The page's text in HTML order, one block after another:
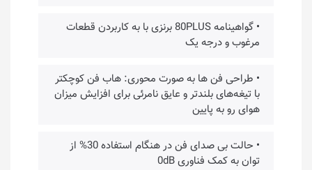
• گواهینامه 80PLUS برنزی با به کاربردن قطعات
مرغوب و درجه یک
• طراحی فن ها به صورت محوری: هاب فن کوچکتر
با تیغه‌های بلندتر و عایق نامرئی برای افزایش میزان
هوای رو به پایین
• حالت بی صدای فن در هنگام استفاده 30% از
توان به کمک فناوری 0dB